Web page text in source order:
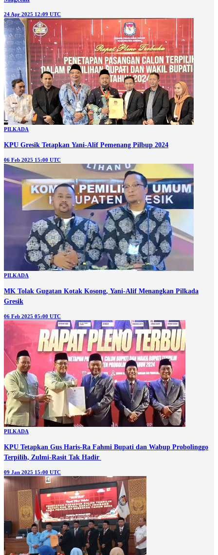
24 Apr 2025 12:09 UTC
PILKADA
KPU Gresik Tetapkan Yani-Alif Pemenang Pilbup 2024
06 Feb 2025 15:00 UTC
PILKADA
MK Tolak Gugatan Kotak Kosong, Yani-Alif Menangkan Pilkada
Gresik
06 Feb 2025 05:00 UTC
PILKADA
KPU Tetapkan Gus Haris-Ra Fahmi Bupati dan Wabup Probolinggo
Terpilih, Zulmi-Rasit Tak Hadir
09 Jan 2025 15:00 UTC